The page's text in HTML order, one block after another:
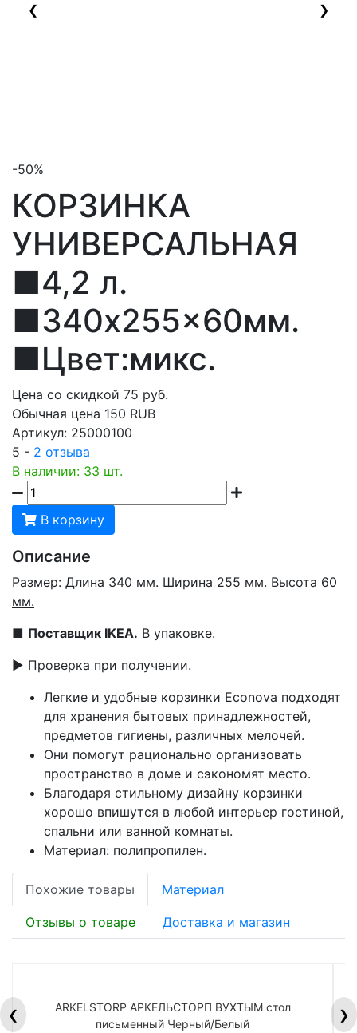
❮ ❯
-50%
КОРЗИНКА
УНИВЕРСАЛЬНАЯ
■4,2 л.
■340x255x60мм.
■Цвет:микс.
Цена со скидкой 75 руб.
Обычная цена 150 RUB
Артикул: 25000100
5 - 2 отзыва
В наличии: 33 шт.
В корзину
Описание
Размер: Длина 340 мм. Ширина 255 мм. Высота 60
мм.
■ Поставщик IKEA. В упаковке.
▶ Проверка при получении.
Легкие и удобные корзинки Econova подходят
для хранения бытовых принадлежностей,
предметов гигиены, различных мелочей.
Они помогут рационально организовать
пространство в доме и сэкономят место.
Благодаря стильному дизайну корзинки
хорошо впишутся в любой интерьер гостиной,
спальни или ванной комнаты.
Материал: полипропилен.
Похожие товары Материал
Отзывы о товаре Доставка и магазин
❮
ARKELSTORP АРКЕЛЬСТОРП ВУХТЫМ стол
письменный Черный/Белый
❯